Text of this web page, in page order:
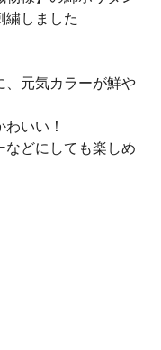
繍しました
、元気カラーが鮮や
いい！
などにしても楽しめ